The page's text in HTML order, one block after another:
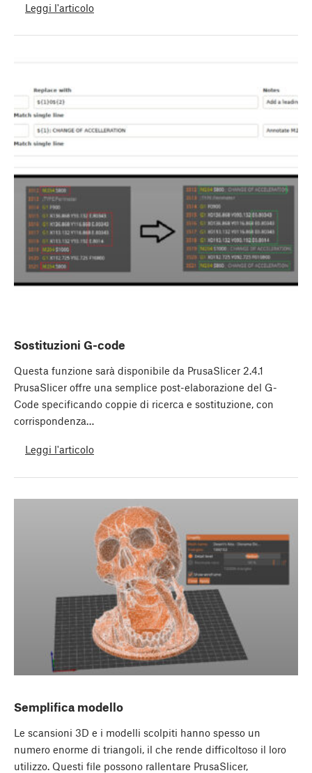
Leggi l'articolo
Sostituzioni G-code
Questa funzione sarà disponibile da PrusaSlicer 2.4.1
PrusaSlicer offre una semplice post-elaborazione del G-
Code specificando coppie di ricerca e sostituzione, con
corrispondenza…
Leggi l'articolo
Semplifica modello
Le scansioni 3D e i modelli scolpiti hanno spesso un
numero enorme di triangoli, il che rende difficoltoso il loro
utilizzo. Questi file possono rallentare PrusaSlicer,